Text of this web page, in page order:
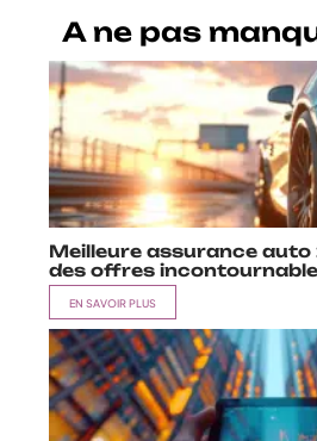
A ne pas
Meilleure assurance
des offres
EN SAVOIR PLUS